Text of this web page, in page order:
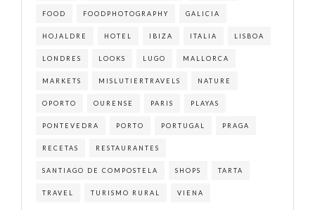
FOOD FOODPHOTOGRAPHY GALICIA
HOJALDRE HOTEL IBIZA ITALIA LISBOA
LONDRES LOOKS LUGO MALLORCA
MARKETS MISLUTIERTRAVELS NATURE
OPORTO OURENSE PARIS PLAYAS
PONTEVEDRA PORTO PORTUGAL PRAGA
RECETAS RESTAURANTES
SANTIAGO DE COMPOSTELA SHOPS TARTA
TRAVEL TURISMO RURAL VIENA